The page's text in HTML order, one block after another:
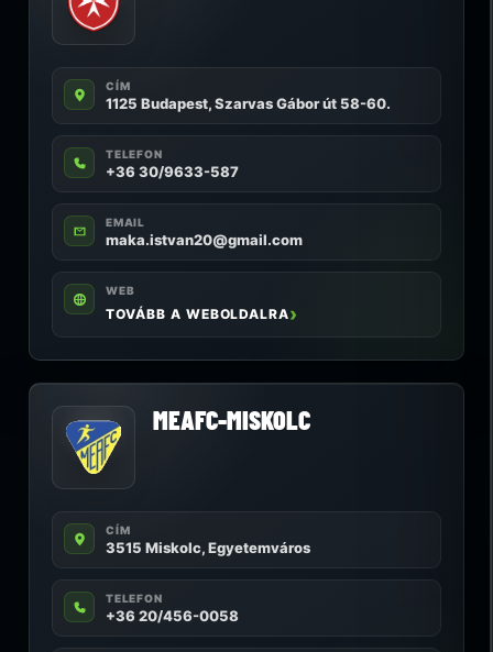
CÍM
1125 Budapest, Szarvas Gábor út 58-60.
TELEFON
+36 30/9633-587
EMAIL
maka.istvan20@gmail.com
WEB
TOVÁBB A WEBOLDALRA
MEAFC-MISKOLC
CÍM
3515 Miskolc, Egyetemváros
TELEFON
+36 20/456-0058